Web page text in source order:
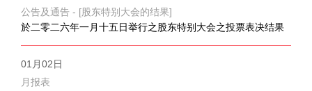
公告及通告 - [股东特别大会的结果]
於二零二六年一月十五日举行之股东特别大会之投票表决结果
01月02日
月报表